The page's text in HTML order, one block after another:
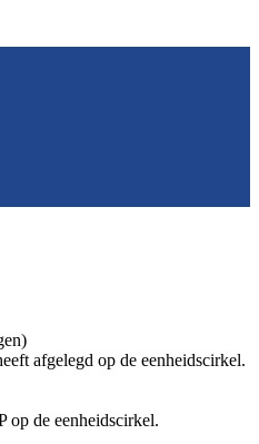
afgelegd op de eenheidscirkel.
op de eenheidscirkel.